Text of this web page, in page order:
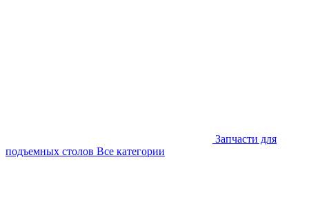
Запчасти для
подъемных столов Все категории